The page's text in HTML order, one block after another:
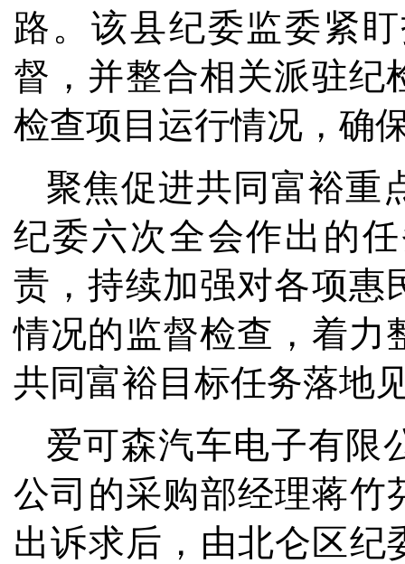
路。该县纪委监委紧
督，并整合相关派驻纪
检查项目运行情况，确
聚焦促进共同富裕重
纪委六次全会作出的
责，持续加强对各项惠
情况的监督检查，着力
共同富裕目标任务落地
爱可森汽车电子有限
公司的采购部经理蒋竹
出诉求后，由北仑区纪